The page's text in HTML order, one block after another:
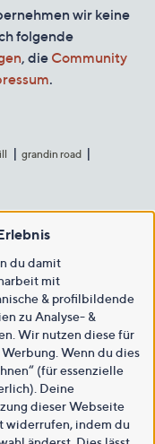
wir keine
folgende
, die Community
.
grandin road
du damit
mit
& profilbildende
zu Analyse- &
Wir nutzen diese für
Wenn du dies
(für essenzielle
Deine
dieser Webseite
widerrufen, indem du